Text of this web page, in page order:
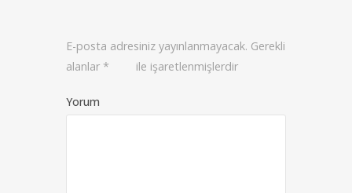
E-posta adresiniz yayınlanmayacak. Gerekli
alanlar * ile işaretlenmişlerdir
Yorum